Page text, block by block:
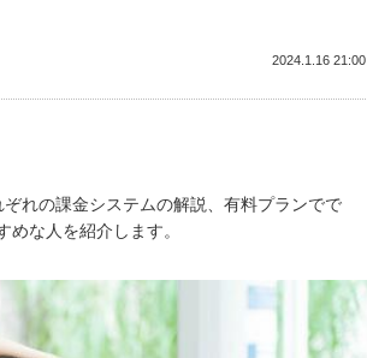
2024.1.16 21:00
れの課金システムの解説、有料プランでで
な人を紹介します。